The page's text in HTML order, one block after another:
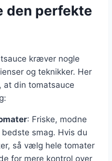
den perfekte
kræver nogle
og teknikker. Her
at din tomatsauce
: Friske, modne
smag. Hvis du
så vælg hele tomater
for mere kontrol over